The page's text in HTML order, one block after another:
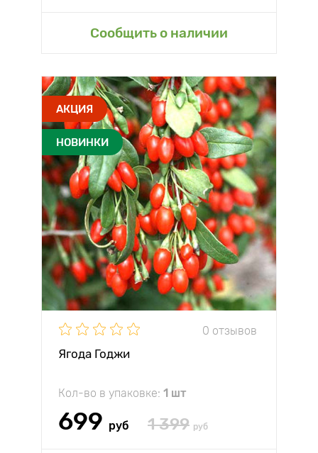
Сообщить о наличии
АКЦИЯ
НОВИНКИ
0 отзывов
Ягода Годжи
Кол-во в упаковке: 1 шт
699 руб 1 399 руб